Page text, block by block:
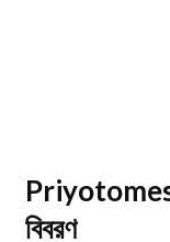
বিবরণ